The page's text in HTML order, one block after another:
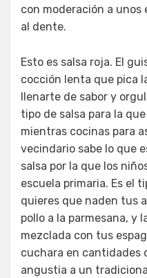
con moderación a
al dente.
Esto es salsa roja. El
cocción lenta que pica
llenarte de sabor y
tipo de salsa para la
mientras cocinas para
vecindario sabe lo que
salsa por la que los
escuela primaria. Es el
quieres que naden tus
pollo a la parmesana, y
mezclada con tus
cuchara en cantidades
angustia a un